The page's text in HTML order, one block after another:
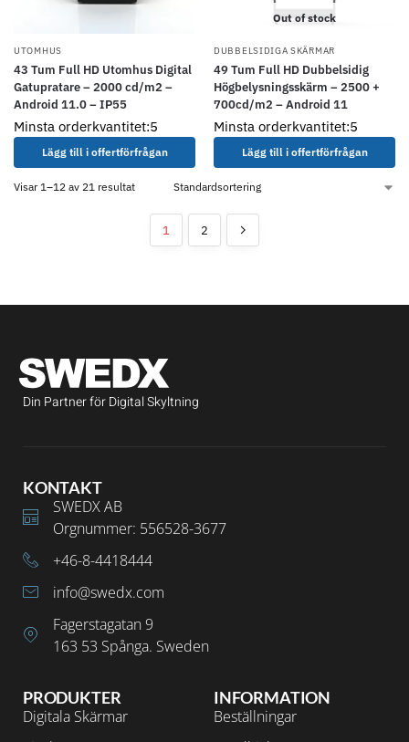
UTOMHUS
43 Tum Full HD Utomhus Digital
Gatupratare – 2000 cd/m2 –
Android 11.0 – IP55
Minsta orderkvantitet:5
Lägg till i offertförfrågan
Out of stock
DUBBELSIDIGA SKÄRMAR
49 Tum Full HD Dubbelsidig
Högbelysningsskärm – 2500 +
700cd/m2 – Android 11
Minsta orderkvantitet:5
Lägg till i offertförfrågan
Visar 1–12 av 21 resultat
1 2
Din Partner för Digital Skyltning
INFORMATION
Beställningar
PRODUKTER
Digitala Skärmar
KONTAKT
SWEDX AB
Orgnummer: 556528-3677
+46-8-4418444
info@swedx.com
Fagerstagatan 9
163 53 Spånga. Sweden